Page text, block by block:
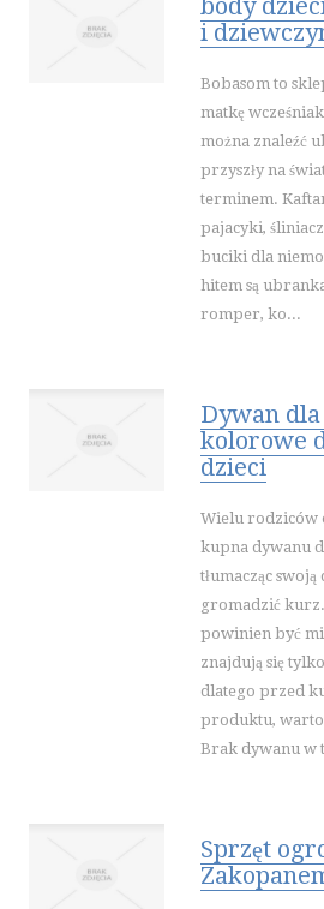
AGENCJE
MATERIAŁY
INNE AGENCJE
SPORT
IMPREZY
ZAJĘCIA SPORTOWE I
PRZEMYSŁ
ŚLUB I
SPRZĄTANIE,
INNE USŁUGI
WAKACJE
HOTELE I
PODRÓŻE
WYPOCZYNEK
WDZIĘK
LECZENIE
SALONY
body
i
Bobasom to
matkę
można znaleźć
przyszły na
terminem.
pajacyki,
buciki dla
hitem są
romper, ko...
Dywan
kolorowe
dzieci
Wielu rodziców
kupna dywanu
tłumacząc
gromadzić
powinien być
znajdują się
dlatego przed
produktu,
Brak dywanu w
Sprzęt